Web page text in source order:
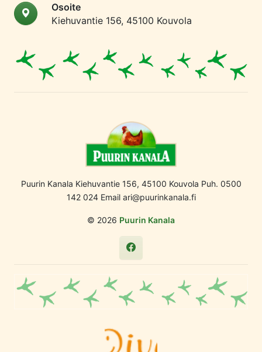
Osoite
Kiehuvantie 156, 45100 Kouvola
Puurin Kanala Kiehuvantie 156, 45100 Kouvola Puh. 0500
142 024 Email ari@puurinkanala.fi
© 2026 Puurin Kanala